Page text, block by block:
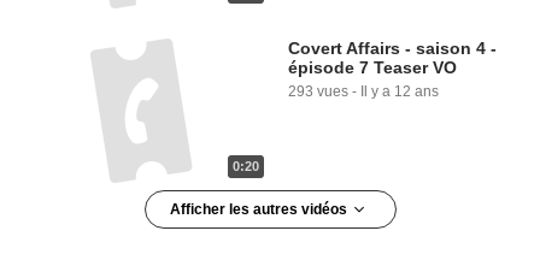
0:20
Covert Affairs - saison 4 -
épisode 7 Teaser VO
293 vues - Il y a 12 ans
Afficher les autres vidéos
Covert Affairs - saison 4 -